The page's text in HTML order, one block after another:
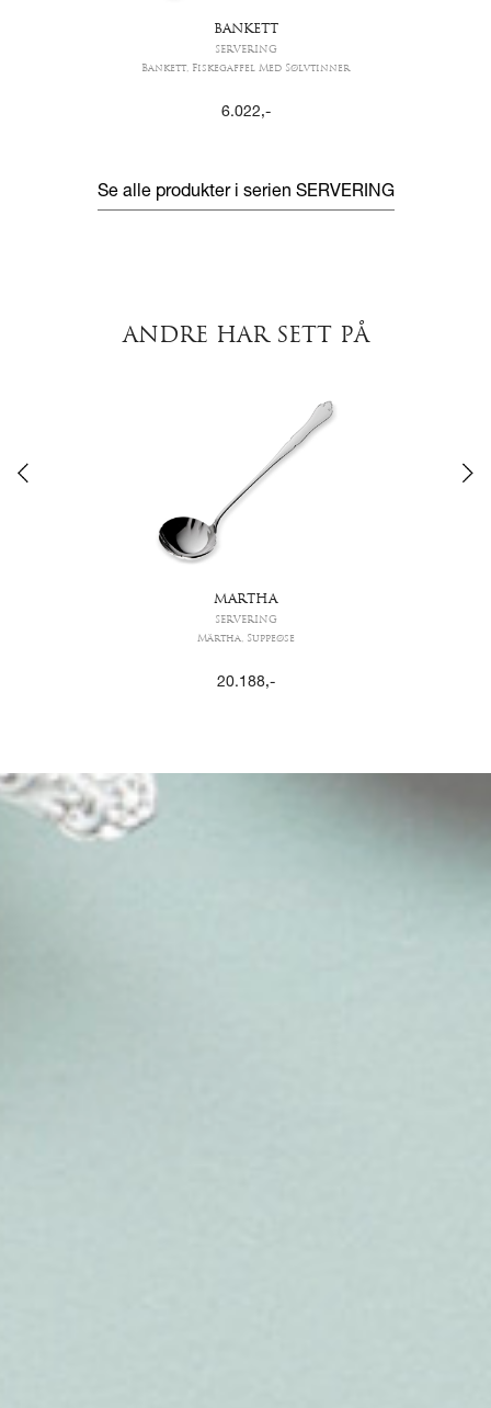
BANKETT
SERVERING
Bankett, Fiskegaffel Med Sølvtinner
6.022,-
Se alle produkter i serien SERVERING
ANDRE HAR SETT PÅ
MARTHA
SERVERING
Märtha, Suppeøse
20.188,-